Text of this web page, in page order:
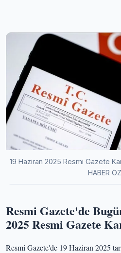
19 Haziran 2025 Resmi Gazete
HABER
Resmi Gazete'de
2025 Resmi Gazete
Resmi Gazete'de 19 Haziran 2025